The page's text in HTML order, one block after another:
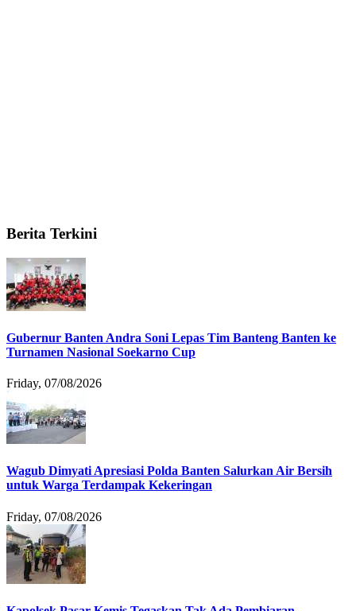
Berita Terkini
Gubernur Banten Andra Soni Lepas Tim Banteng Banten ke
Turnamen Nasional Soekarno Cup
Friday, 07/08/2026
Wagub Dimyati Apresiasi Polda Banten Salurkan Air Bersih
untuk Warga Terdampak Kekeringan
Friday, 07/08/2026